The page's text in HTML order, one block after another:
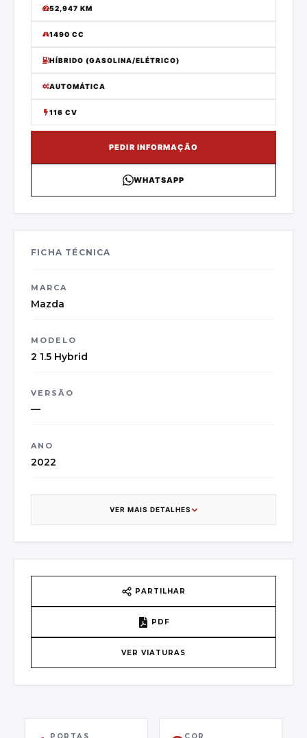
52,947 KM
1490 CC
HÍBRIDO (GASOLINA/ELÉTRICO)
AUTOMÁTICA
116 CV
PEDIR INFORMAÇÃO
WHATSAPP
FICHA TÉCNICA
MARCA
Mazda
MODELO
2 1.5 Hybrid
VERSÃO
—
ANO
2022
France - Quincieux
JMZKBAC370A221438
VER MAIS DETALHES
PARTILHAR
PDF
VER VIATURAS